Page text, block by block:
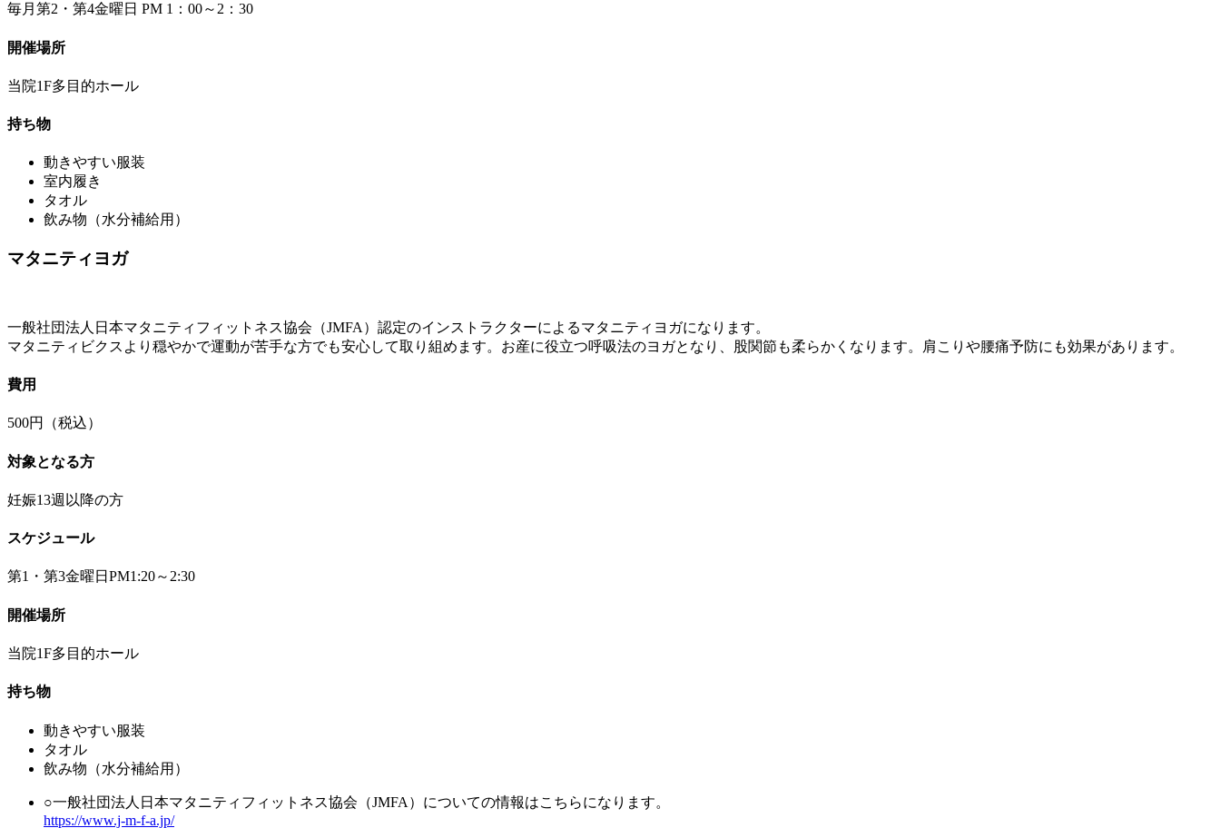
毎月第2・第4金曜日 PM 1：00～2：30
開催場所
当院1F多目的ホール
持ち物
動きやすい服装
室内履き
タオル
飲み物（水分補給用）
マタニティヨガ
一般社団法人日本マタニティフィットネス協会（JMFA）認定のインストラクターによるマタニティヨガになります。
マタニティビクスより穏やかで運動が苦手な方でも安心して取り組めます。お産に役立つ呼吸法のヨガとなり、股関節も柔らかくなります。肩こりや腰痛予防にも効果があります。
費用
500円（税込）
対象となる方
妊娠13週以降の方
スケジュール
第1・第3金曜日PM1:20～2:30
開催場所
当院1F多目的ホール
持ち物
動きやすい服装
タオル
飲み物（水分補給用）
○一般社団法人日本マタニティフィットネス協会（JMFA）についての情報はこちらになります。
https://www.j-m-f-a.jp/